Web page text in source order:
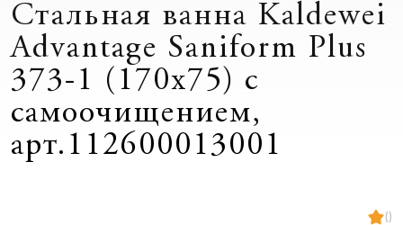
Стальная ванна Kaldewei
Advantage Saniform Plus
373-1 (170x75) с
самоочищением,
арт.112600013001
()